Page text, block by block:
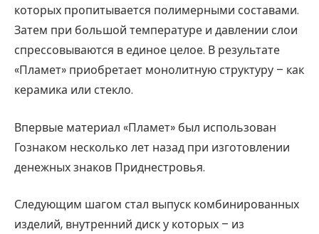
которых пропитывается полимерными составами.
Затем при большой температуре и давлении слои
спрессовываются в единое целое. В результате
«Пламет» приобретает монолитную структуру – как
керамика или стекло.
Впервые материал «Пламет» был использован
Гознаком несколько лет назад при изготовлении
денежных знаков Приднестровья.
Следующим шагом стал выпуск комбинированных
изделий, внутренний диск у которых – из